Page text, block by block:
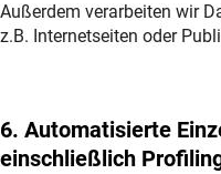
Außerdem verarbeiten wir
z.B. Internetseiten oder
6. Automatisierte
einschließlich